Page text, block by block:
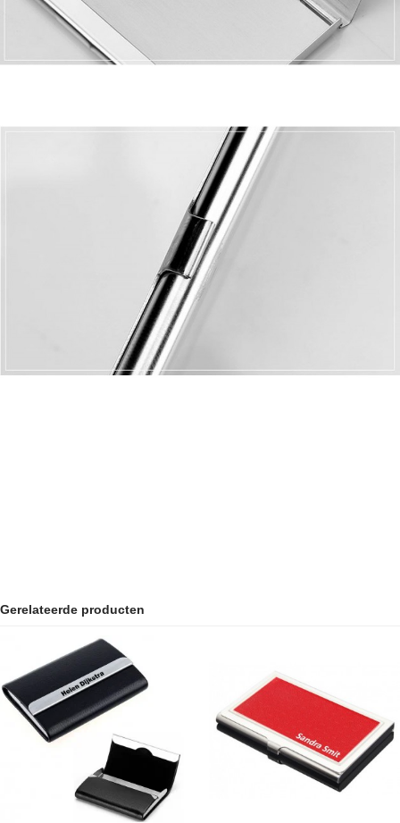
Gerelateerde producten